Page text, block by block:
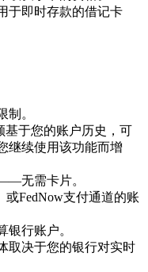
于即时存款的借记卡
制。
基于您的账户历史，可
继续使用该功能而增
无需卡片。
或FedNow支付通道的账
银行账户。
取决于您的银行对实时